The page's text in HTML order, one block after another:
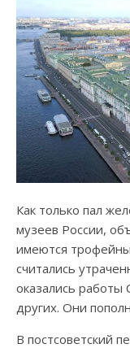
Как только пал
музеев России,
имеются
считались
оказались
других. Они
В постсоветский